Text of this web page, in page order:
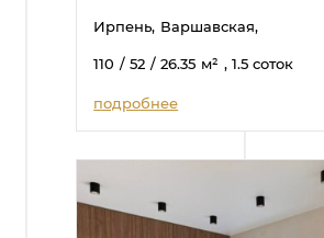
Ирпень, Варшавская,
110 / 52 / 26.35 м² , 1.5 соток
подробнее